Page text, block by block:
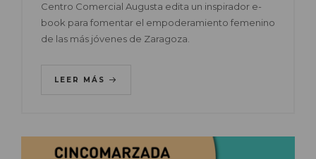
Centro Comercial Augusta edita un inspirador e-
book para fomentar el empoderamiento femenino
de las más jóvenes de Zaragoza.
LEER MÁS